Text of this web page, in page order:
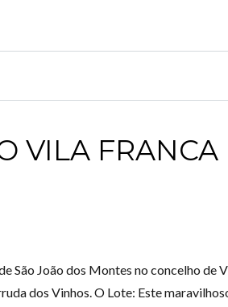
VILA FRANCA
São João dos Montes no concelho
dos Vinhos. O Lote: Este